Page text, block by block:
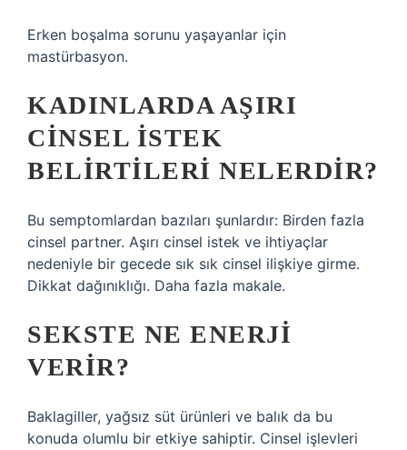
Erken boşalma sorunu yaşayanlar için
mastürbasyon.
KADINLARDA AŞIRI
CINSEL ISTEK
BELIRTILERI NELERDIR?
Bu semptomlardan bazıları şunlardır: Birden fazla
cinsel partner. Aşırı cinsel istek ve ihtiyaçlar
nedeniyle bir gecede sık sık cinsel ilişkiye girme.
Dikkat dağınıklığı. Daha fazla makale.
SEKSTE NE ENERJI
VERIR?
Baklagiller, yağsız süt ürünleri ve balık da bu
konuda olumlu bir etkiye sahiptir. Cinsel işlevleri